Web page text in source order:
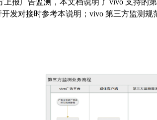
报广告监测，本文档说明了 vivo 支持的
发对接时参考本说明；vivo 第三方监测规